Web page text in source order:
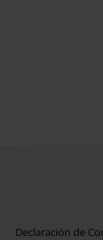
Declaración de